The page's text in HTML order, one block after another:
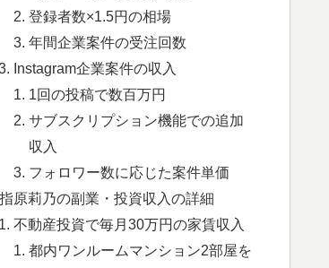
登録者数×1.5円の相場
年間企業案件の受注回数
Instagram企業案件の収入
1回の投稿で数百万円
サブスクリプション機能での追加
収入
フォロワー数に応じた案件単価
指原莉乃の副業・投資収入の詳細
不動産投資で毎月30万円の家賃収入
都内ワンルームマンション2部屋を